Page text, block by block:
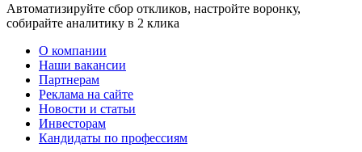
Автоматизируйте сбор откликов, настройте воронку,
собирайте аналитику в 2 клика
О компании
Наши вакансии
Партнерам
Реклама на сайте
Новости и статьи
Инвесторам
Кандидаты по профессиям